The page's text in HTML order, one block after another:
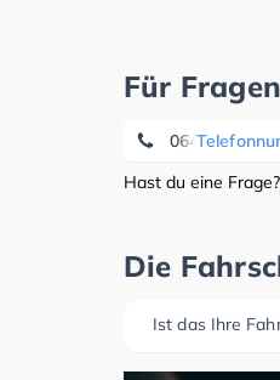
Für
06423 - 3539
Hast du eine
Die
Ist das Ihre